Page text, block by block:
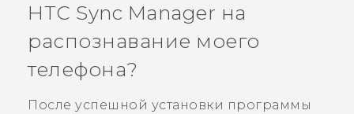
VIVERSE
ПОДДЕРЖКА
HTC Sync Manager на
распознавание моего
телефона?
После успешной установки программы